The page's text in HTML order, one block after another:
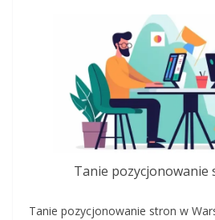
Tanie pozycjonowanie
Tanie pozycjonowanie stron w